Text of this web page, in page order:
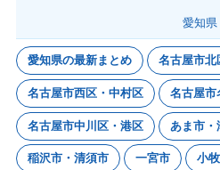
愛知県
愛知県の最新まとめ 名古屋市北
名古屋市西区・中村区 名古屋市
名古屋市中川区・港区 あま市・
稲沢市・清須市 一宮市 小